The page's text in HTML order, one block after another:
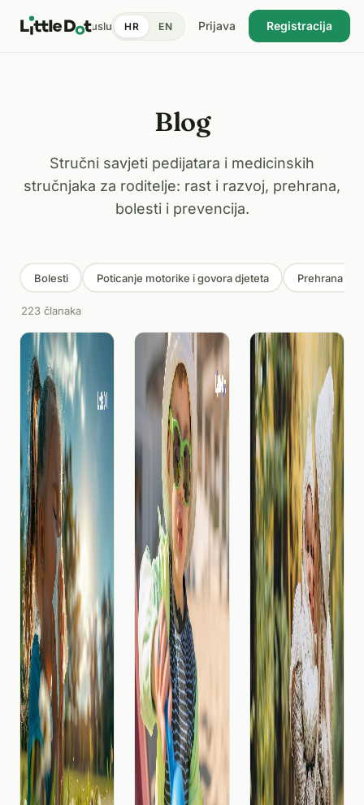
Doktori Pronađi uslugu USKORO CijeneDnevnik zdravljaBlog
HR EN Prijava Registracija
Blog
Stručni savjeti pedijatara i medicinskih
stručnjaka za roditelje: rast i razvoj, prehrana,
bolesti i prevencija.
Bolesti Poticanje motorike i govora djeteta Prehrana
223 članaka